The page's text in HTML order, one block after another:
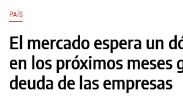
PAÍS
El mercado espera un
en los próximos meses
deuda de las empresas